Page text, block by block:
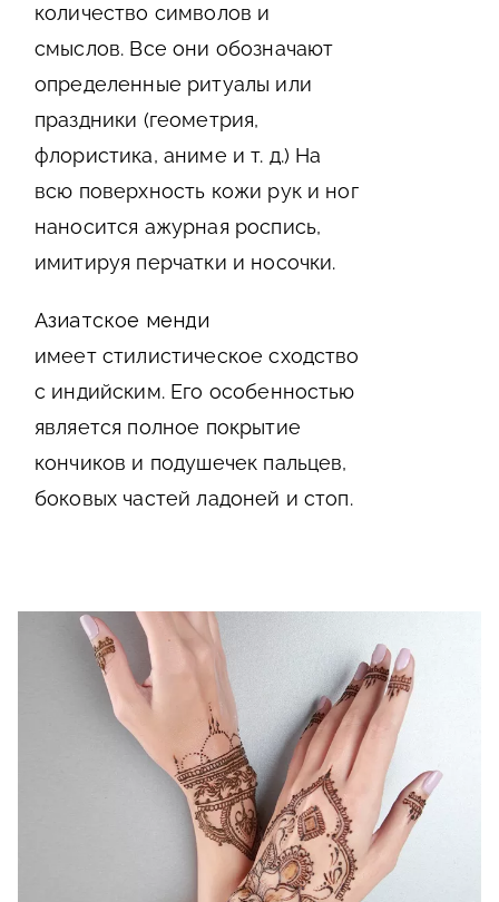
количество символов и
смыслов. Все они обозначают
определенные ритуалы или
праздники (геометрия,
флористика, аниме и т. д.) На
всю поверхность кожи рук и ног
наносится ажурная роспись,
имитируя перчатки и носочки.
Азиатское менди
имеет стилистическое сходство
с индийским. Его особенностью
является полное покрытие
кончиков и подушечек пальцев,
боковых частей ладоней и стоп.